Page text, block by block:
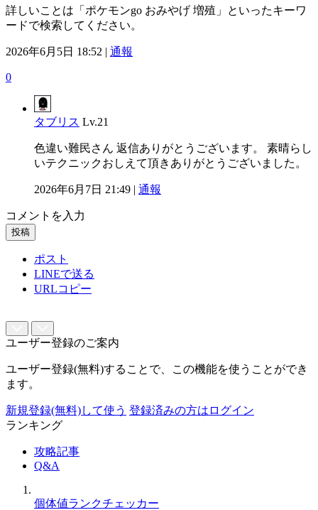
詳しいことは「ポケモンgo おみやげ 増殖」といったキーワ
ードで検索してください。
2026年6月5日 18:52 | 通報
0
タブリス Lv.21
色違い難民さん 返信ありがとうございます。 素晴らし
いテクニックおしえて頂きありがとうございました。
2026年6月7日 21:49 | 通報
コメントを入力
投稿
ポスト
LINEで送る
URLコピー
ユーザー登録のご案内
ユーザー登録(無料)することで、この機能を使うことができ
ます。
新規登録(無料)して使う 登録済みの方はログイン
ランキング
攻略記事
Q&A
個体値ランクチェッカー